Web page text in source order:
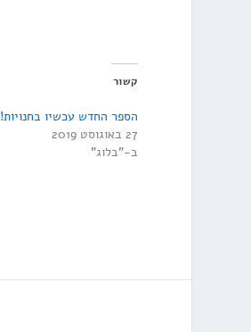
קשור
הספר החדש עכשיו בחנויות!
27 באוגוסט 2019
ב-"בלוג"